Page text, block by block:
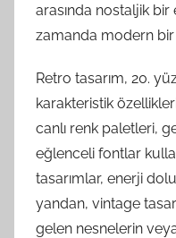
arasında nostaljik bir
zamanda modern
Retro tasarım, 20.
karakteristik
canlı renk paletleri,
eğlenceli fontlar
tasarımlar, enerji
yandan, vintage
gelen nesnelerin